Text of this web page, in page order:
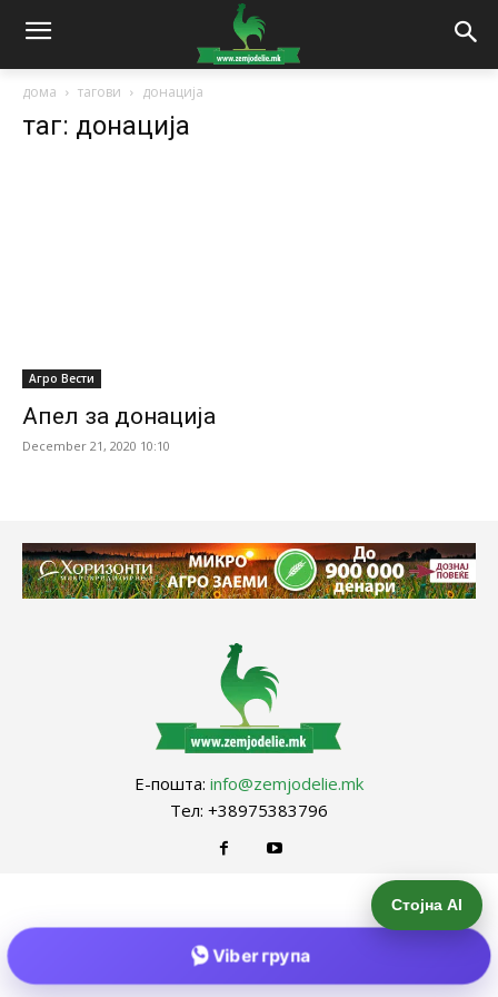
дома тагови донација
таг: донација
Агро Вести
Апел за донација
December 21, 2020 10:10
Е-пошта: info@zemjodelie.mk
Тел: +38975383796
Стојна AI
Viber група